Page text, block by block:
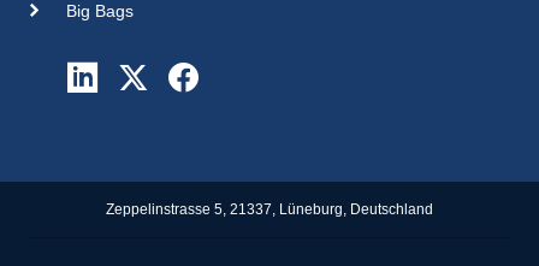
Big Bags
Zeppelinstrasse 5, 21337, Lüneburg, Deutschland